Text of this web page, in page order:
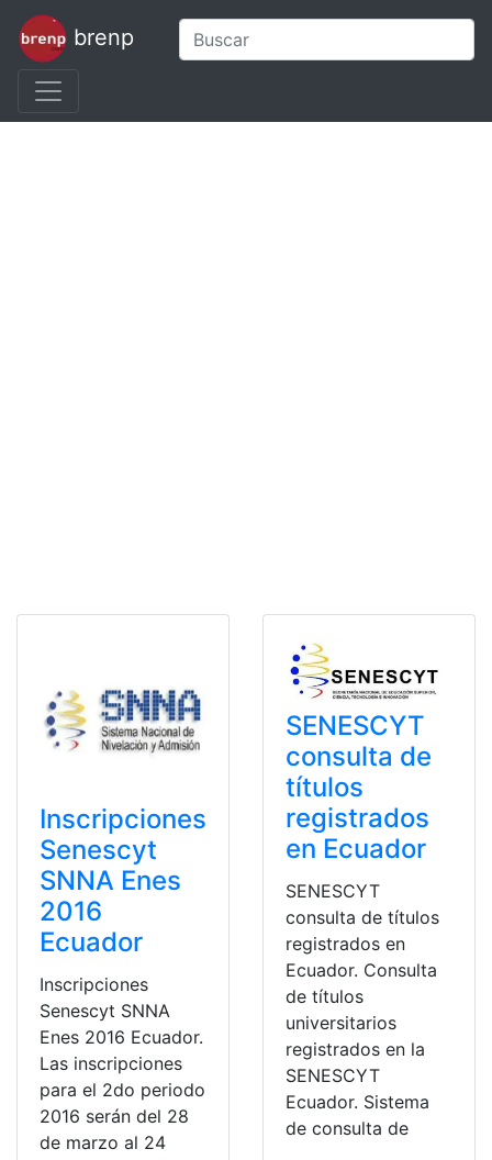
brenp
Inscripciones
Senescyt
SNNA Enes
2016
Ecuador
Inscripciones
Senescyt SNNA
Enes 2016 Ecuador.
Las inscripciones
para el 2do periodo
2016 serán del 28
de marzo al 24
SENESCYT
consulta de
títulos
registrados
en Ecuador
SENESCYT
consulta de títulos
registrados en
Ecuador. Consulta
de títulos
universitarios
registrados en la
SENESCYT
Ecuador. Sistema
de consulta de